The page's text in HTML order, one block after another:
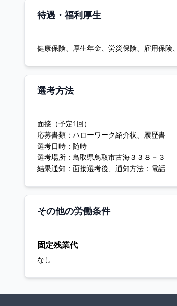
待遇・福利厚生
健康保険、厚生年金、労災保険、雇用保
選考方法
面接（予定1回）
応募書類：ハローワーク紹介状、履歴書
選考日時：随時
選考場所：鳥取県鳥取市古海３３８－３
結果通知：面接選考後、通知方法：電話
その他の労働条件
固定残業代
なし